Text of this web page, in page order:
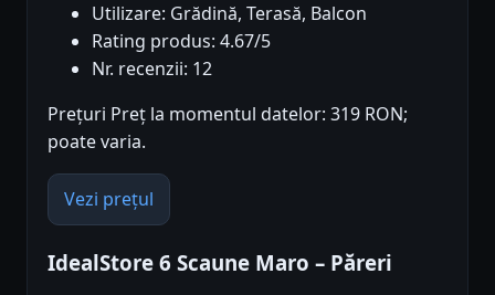
Utilizare: Grădină, Terasă, Balcon
Rating produs: 4.67/5
Nr. recenzii: 12
Prețuri Preț la momentul datelor: 319 RON;
poate varia.
Vezi prețul
IdealStore 6 Scaune Maro – Păreri